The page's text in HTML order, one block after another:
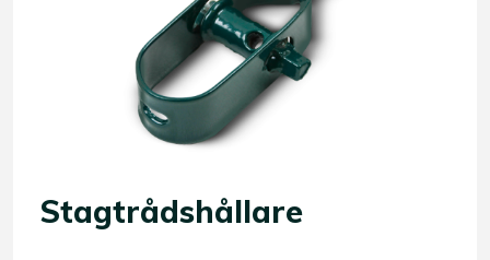
Stagtrådshållare